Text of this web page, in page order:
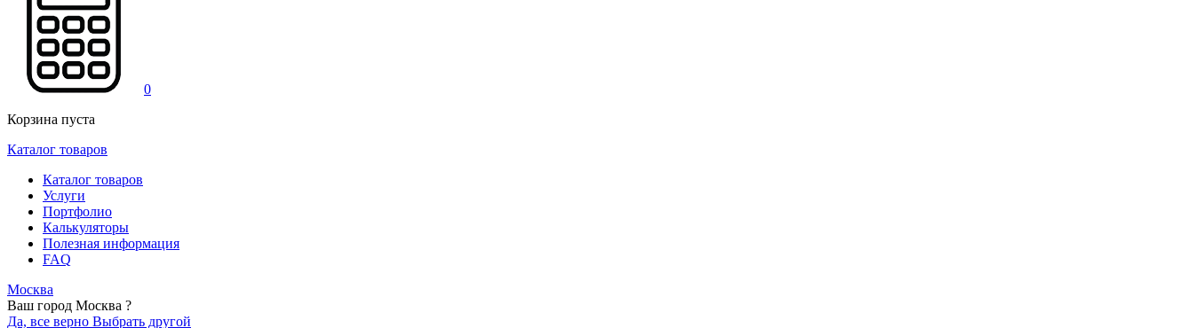
0
Корзина пуста
Каталог товаров
Каталог товаров
Услуги
Портфолио
Калькуляторы
Полезная информация
FAQ
Москва
Ваш город Москва ?
Да, все верно Выбрать другой